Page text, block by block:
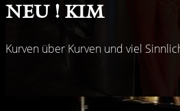
Neu ! Kim
Kurven über Kurven und viel